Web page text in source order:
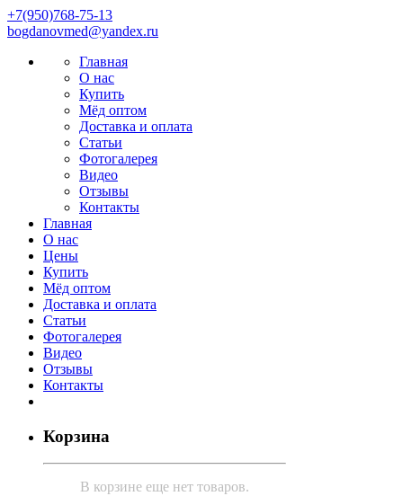
+7(950)768-75-13
bоgdаnovmеd@yаndех.ru
Главная
О нас
Купить
Мёд оптом
Доставка и оплата
Статьи
Фотогалерея
Видео
Отзывы
Контакты
Главная
О нас
Цены
Купить
Мёд оптом
Доставка и оплата
Статьи
Фотогалерея
Видео
Отзывы
Контакты
Корзина
В корзине еще нет товаров.